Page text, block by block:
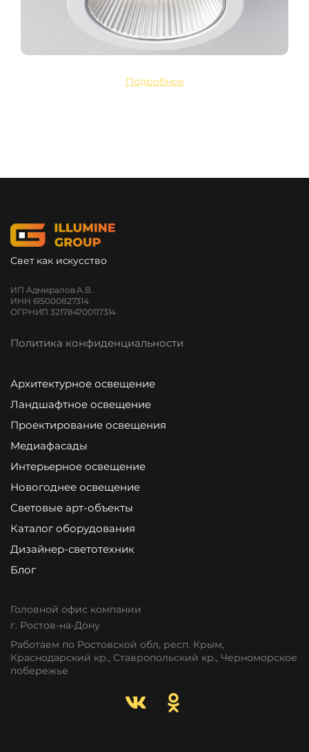
Подробнее
Свет как искусство
ИП Адмиралов А.В.
ИНН 615000827314
ОГРНИП 321784700117314
Политика конфиденциальности
Архитектурное освещение
Ландшафтное освещение
Проектирование освещения
Медиафасады
Интерьерное освещение
Новогоднее освещение
Световые арт-объекты
Каталог оборудования
Дизайнер-светотехник
Блог
Головной офис компании
г. Ростов-на-Дону
Работаем по Ростовской обл, респ. Крым,
Краснодарский кр., Ставропольский кр., Черноморское
побережье